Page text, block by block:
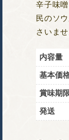
辛子味
民のソ
さいませ
内容量
基本価
賞味期
発送